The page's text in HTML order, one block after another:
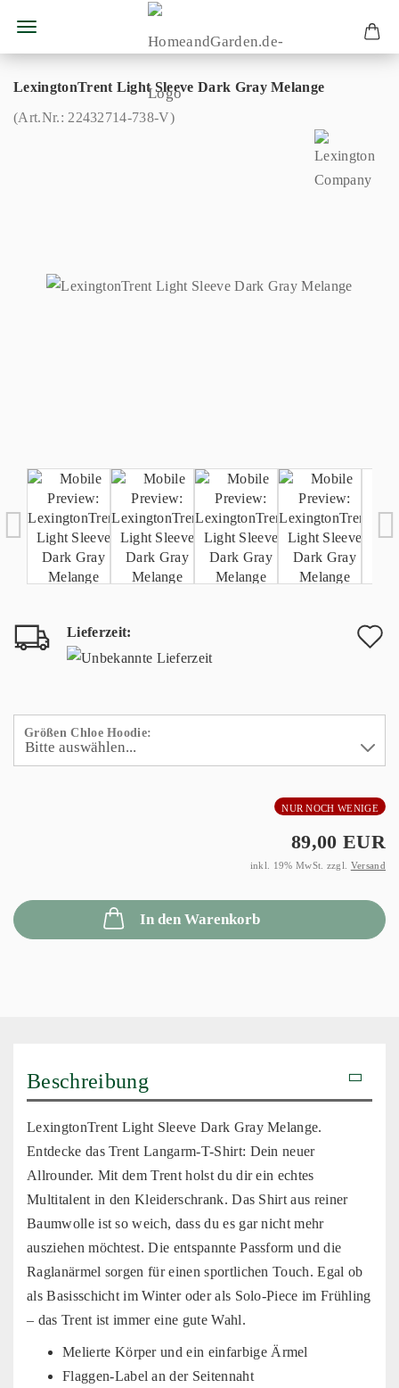
LexingtonTrent Light Sleeve Dark Gray Melange
(Art.Nr.: 22432714-738-V)
Lieferzeit:
Größen Chloe Hoodie:
NUR NOCH WENIGE
89,00 EUR
inkl. 19% MwSt. zzgl. Versand
In den Warenkorb
Beschreibung
LexingtonTrent Light Sleeve Dark Gray Melange.
Entdecke das Trent Langarm-T-Shirt: Dein neuer
Allrounder. Mit dem Trent holst du dir ein echtes
Multitalent in den Kleiderschrank. Das Shirt aus reiner
Baumwolle ist so weich, dass du es gar nicht mehr
ausziehen möchtest. Die entspannte Passform und die
Raglanärmel sorgen für einen sportlichen Touch. Egal ob
als Basisschicht im Winter oder als Solo-Piece im Frühling
– das Trent ist immer eine gute Wahl.
Melierte Körper und ein einfarbige Ärmel
Flaggen-Label an der Seitennaht